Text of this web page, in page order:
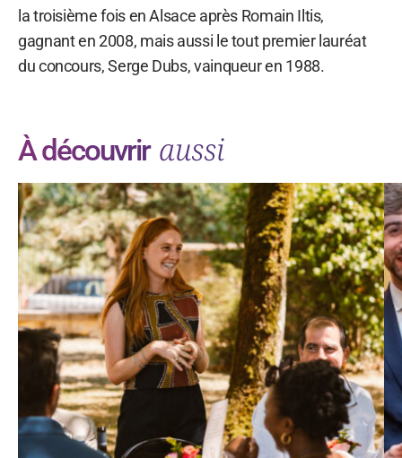
la troisième fois en Alsace après Romain Iltis,
gagnant en 2008, mais aussi le tout premier lauréat
du concours, Serge Dubs, vainqueur en 1988.
À découvrir aussi